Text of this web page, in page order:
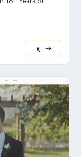
ดู